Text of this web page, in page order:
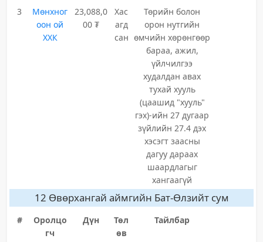
3
Мөнхног
оон ой
ХХК
23,088,0
00 ₮
Хас
агд
сан
Төрийн болон
орон нутгийн
өмчийн хөрөнгөөр
бараа, ажил,
үйлчилгээ
худалдан авах
тухай хууль
(цаашид "хууль"
гэх)-ийн 27 дугаар
зүйлийн 27.4 дэх
хэсэгт заасны
дагуу дараах
шаардлагыг
хангаагүй
12 Өвөрхангай аймгийн Бат-Өлзийт сум
#
Оролцо
гч
Дүн
Төл
өв
Тайлбар